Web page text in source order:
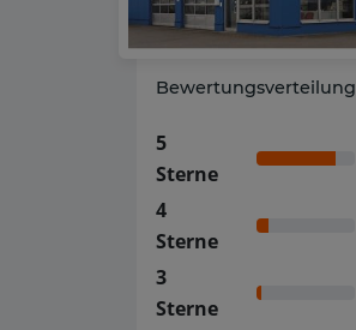
Bewertungsverteilung
5
Sterne
4
Sterne
3
Sterne